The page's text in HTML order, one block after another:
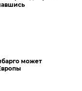
может